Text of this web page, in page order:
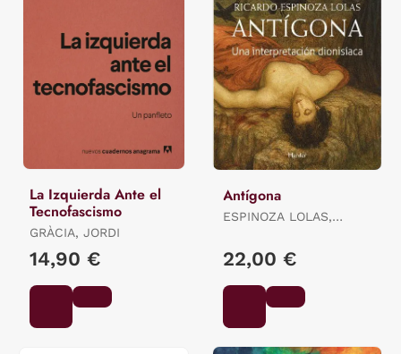
La Izquierda Ante el
Tecnofascismo
GRÀCIA, JORDI
14,90 €
Antígona
ESPINOZA LOLAS,
22,00 €